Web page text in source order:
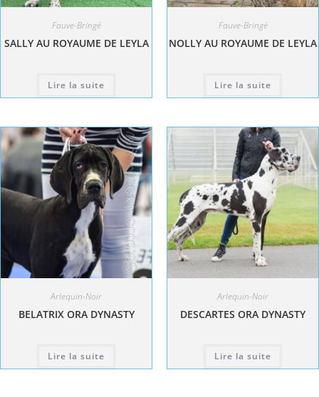
Fauve-Bringé
SALLY AU ROYAUME DE LEYLA
Lire la suite
Fauve-Bringé
NOLLY AU ROYAUME DE LEYLA
Lire la suite
Arlequin-Noir
BELATRIX ORA DYNASTY
Lire la suite
Arlequin-Noir
DESCARTES ORA DYNASTY
Lire la suite